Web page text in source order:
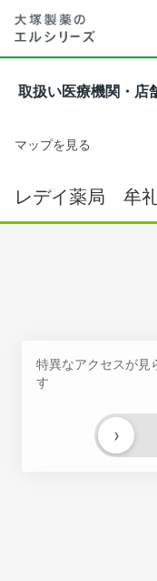
取扱い医療機関・店
マップを見る
レデイ薬局 牟礼
特異なアクセスが見
す
›